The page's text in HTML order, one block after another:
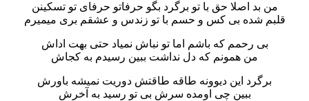
من بد اصلا حق با تو برگرد بگو حرفاتو حرفای تو تسکینن
قلبم شده بی کس و حسم با تو زندس و عشقم بری میمیرم
بی رحمم که باشم اما تو نباش نمیاد حتی بهت اداش
من همونم که دل نداشت ببین رسیدم به کجاش
برگرد این دیوونه طاقه طاقتش دوریت نمیشه باورش
ببین چی اومده سرش بی تو رسید به آخرش